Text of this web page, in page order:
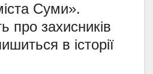
Суми».
про захисників
в історії